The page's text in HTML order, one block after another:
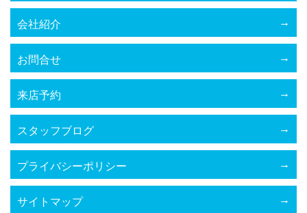
会社紹介
お問合せ
来店予約
スタッフブログ
プライバシーポリシー
サイトマップ